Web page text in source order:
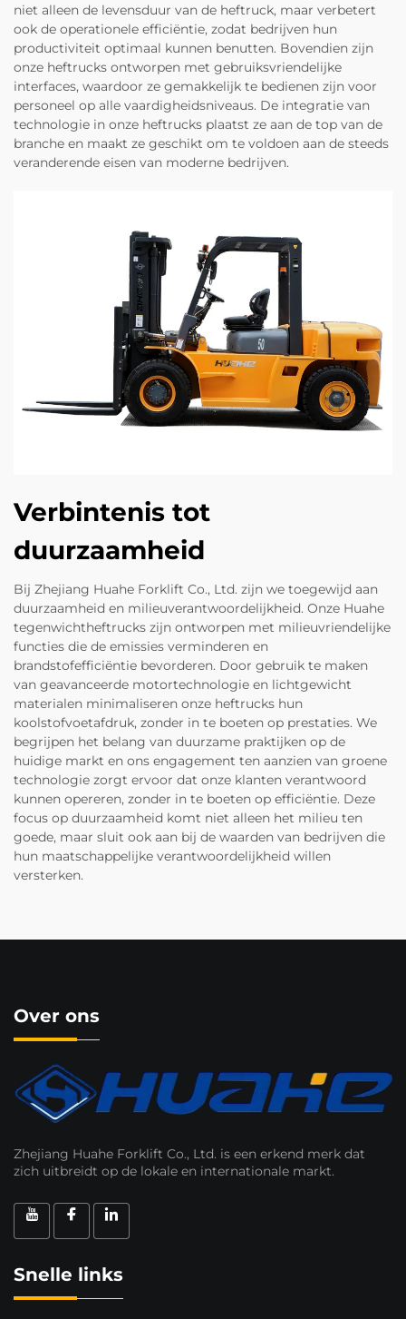
niet alleen de levensduur van de heftruck, maar verbetert
ook de operationele efficiëntie, zodat bedrijven hun
productiviteit optimaal kunnen benutten. Bovendien zijn
onze heftrucks ontworpen met gebruiksvriendelijke
interfaces, waardoor ze gemakkelijk te bedienen zijn voor
personeel op alle vaardigheidsniveaus. De integratie van
technologie in onze heftrucks plaatst ze aan de top van de
branche en maakt ze geschikt om te voldoen aan de steeds
veranderende eisen van moderne bedrijven.
Verbintenis tot
duurzaamheid
Bij Zhejiang Huahe Forklift Co., Ltd. zijn we toegewijd aan
duurzaamheid en milieuverantwoordelijkheid. Onze Huahe
tegenwichtheftrucks zijn ontworpen met milieuvriendelijke
functies die de emissies verminderen en
brandstofefficiëntie bevorderen. Door gebruik te maken
van geavanceerde motortechnologie en lichtgewicht
materialen minimaliseren onze heftrucks hun
koolstofvoetafdruk, zonder in te boeten op prestaties. We
begrijpen het belang van duurzame praktijken op de
huidige markt en ons engagement ten aanzien van groene
technologie zorgt ervoor dat onze klanten verantwoord
kunnen opereren, zonder in te boeten op efficiëntie. Deze
focus op duurzaamheid komt niet alleen het milieu ten
goede, maar sluit ook aan bij de waarden van bedrijven die
hun maatschappelijke verantwoordelijkheid willen
versterken.
Over ons
Zhejiang Huahe Forklift Co., Ltd. is een erkend merk dat
zich uitbreidt op de lokale en internationale markt.
Snelle links